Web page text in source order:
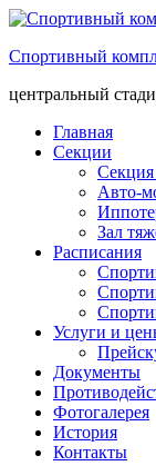
Спортивный
центральный
Главная
Секции
Секция
Авто-
Зал
Расписания
Услуги и
Документы
Фотогалерея
История
Контакты